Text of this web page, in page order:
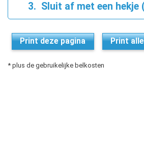
Sluit af met een hekje
Print deze pagina Print
* plus de gebruikelijke belkosten